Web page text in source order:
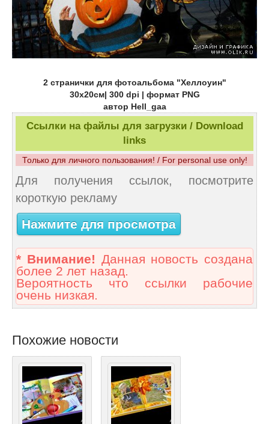
2 странички для фотоальбома "Хеллоуин"
30х20см| 300 dpi | формат PNG
автор Hell_gаa
Ссылки на файлы для загрузки / Download
links
Только для личного пользования! / For personal use only!
Для получения ссылок, посмотрите
короткую рекламу
Нажмите для просмотра
* Внимание! Данная новость создана
более 2 лет назад.
Вероятность что ссылки рабочие
очень низкая.
Похожие новости